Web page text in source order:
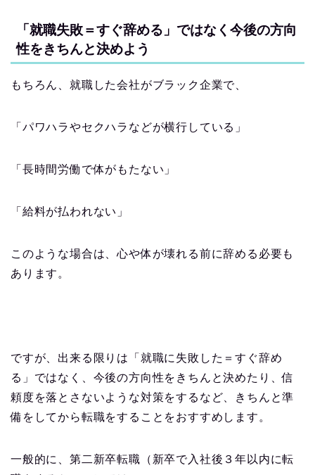
「就職失敗＝すぐ辞める」ではなく今後の方向
性をきちんと決めよう
もちろん、就職した会社がブラック企業で、
「パワハラやセクハラなどが横行している」
「長時間労働で体がもたない」
「給料が払われない」
このような場合は、心や体が壊れる前に辞める必要も
あります。
ですが、出来る限りは「就職に失敗した＝すぐ辞め
る」ではなく、今後の方向性をきちんと決めたり、信
頼度を落とさないような対策をするなど、きちんと準
備をしてから転職をすることをおすすめします。
一般的に、第二新卒転職（新卒で入社後３年以内に転